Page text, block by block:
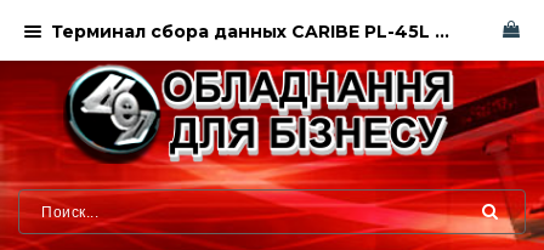
Терминал сбора данных CARIBE PL-45L 2D